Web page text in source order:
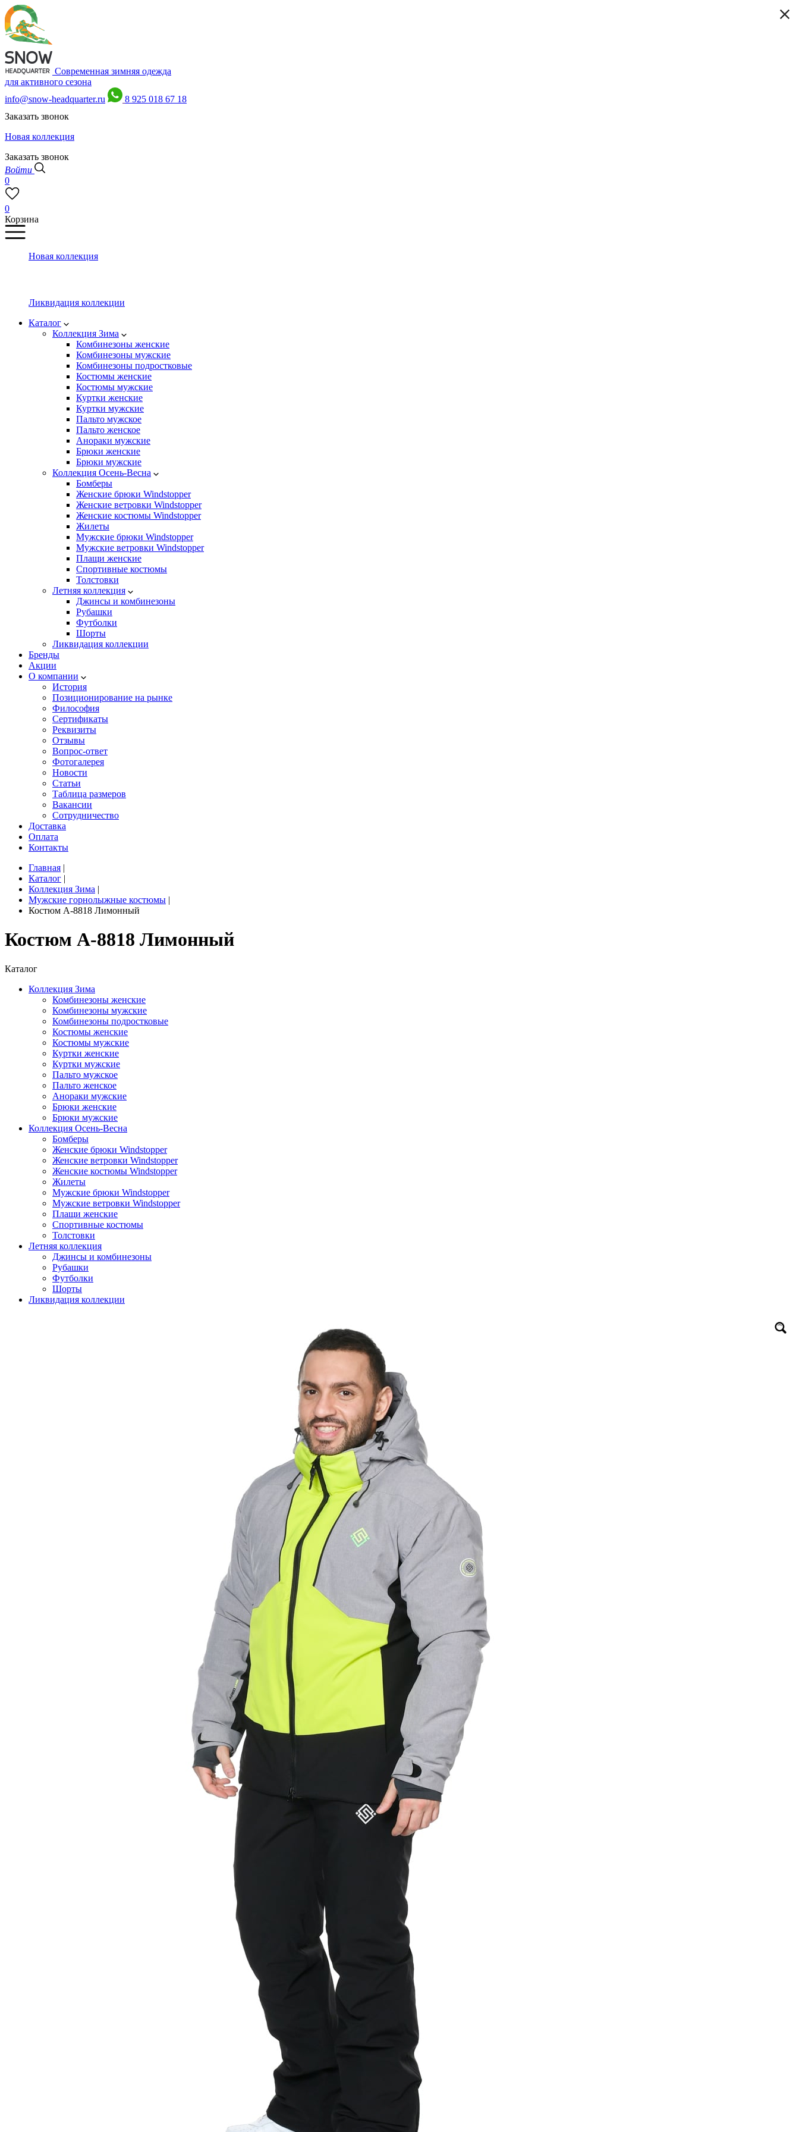
Современная зимняя одежда
для активного сезона
info@snow-headquarter.ru
8 925 018 67 18
Заказать звонок
Новая коллекция
Заказать звонок
Войти
0
0
Корзина
Новая коллекция
Ликвидация коллекции
Каталог
Коллекция Зима
Комбинезоны женские
Комбинезоны мужские
Комбинезоны подростковые
Костюмы женские
Костюмы мужские
Куртки женские
Куртки мужские
Пальто мужское
Пальто женское
Анораки мужские
Брюки женские
Брюки мужские
Коллекция Осень-Весна
Бомберы
Женские брюки Windstopper
Женские ветровки Windstopper
Женские костюмы Windstopper
Жилеты
Мужские брюки Windstopper
Мужские ветровки Windstopper
Плащи женские
Спортивные костюмы
Толстовки
Летняя коллекция
Джинсы и комбинезоны
Рубашки
Футболки
Шорты
Ликвидация коллекции
Бренды
Акции
О компании
История
Позиционирование на рынке
Философия
Сертификаты
Реквизиты
Отзывы
Вопрос-ответ
Фотогалерея
Новости
Статьи
Таблица размеров
Вакансии
Сотрудничество
Доставка
Оплата
Контакты
Главная |
Каталог |
Коллекция Зима |
Мужские горнолыжные костюмы |
Костюм A-8818 Лимонный
Костюм A-8818 Лимонный
Каталог
Коллекция Зима
Комбинезоны женские
Комбинезоны мужские
Комбинезоны подростковые
Костюмы женские
Костюмы мужские
Куртки женские
Куртки мужские
Пальто мужское
Пальто женское
Анораки мужские
Брюки женские
Брюки мужские
Коллекция Осень-Весна
Бомберы
Женские брюки Windstopper
Женские ветровки Windstopper
Женские костюмы Windstopper
Жилеты
Мужские брюки Windstopper
Мужские ветровки Windstopper
Плащи женские
Спортивные костюмы
Толстовки
Летняя коллекция
Джинсы и комбинезоны
Рубашки
Футболки
Шорты
Ликвидация коллекции